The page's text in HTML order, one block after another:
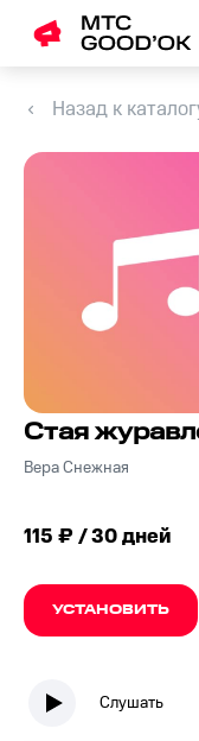
Назад к
Стая
Вера Снежная
115 ₽ / 30 дней
УСТАНОВИТЬ
Слушать